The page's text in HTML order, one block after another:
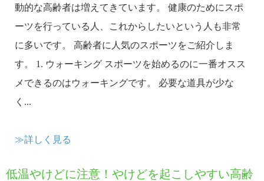
動的な高齢者は増えてきています。 健康のためにスポ
ーツを行っている人、これからしたいという人も非常
に多いです。 高齢者に人気のスポーツをご紹介しま
す。 1. ウォーキング スポーツを始めるのに一番オスス
メできるのはウォーキングです。 必要な道具が少な
く...
≫詳しく見る
低温やけどに注意！やけどを起こしやすい高齢